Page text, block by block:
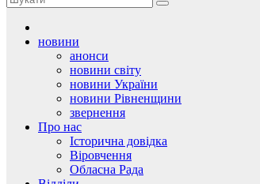
новини
анонси
новини світу
новини України
новини Рівненщини
звернення
Про нас
Історична довідка
Віровчення
Обласна Рада